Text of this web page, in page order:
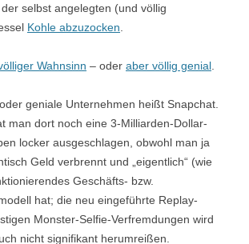
selbst angelegten (und völlig
Kohle abzuzocken
Wahnsinn – oder aber völlig genial
geniale Unternehmen heißt Snapchat.
man dort noch eine 3-Milliarden-Dollar-
locker ausgeschlagen, obwohl man ja
Geld verbrennt und „eigentlich“ (wie
Geschäfts- bzw.
hat; die neu eingeführte Replay-
Monster-Selfie-Verfremdungen wird
nicht signifikant herumreißen.